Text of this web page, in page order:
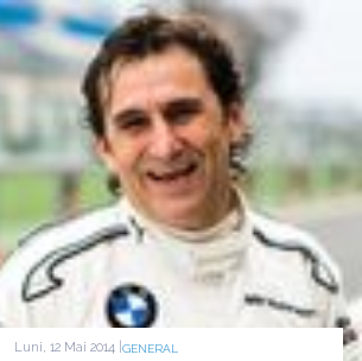
Luni, 12 Mai 2014 | GENERAL